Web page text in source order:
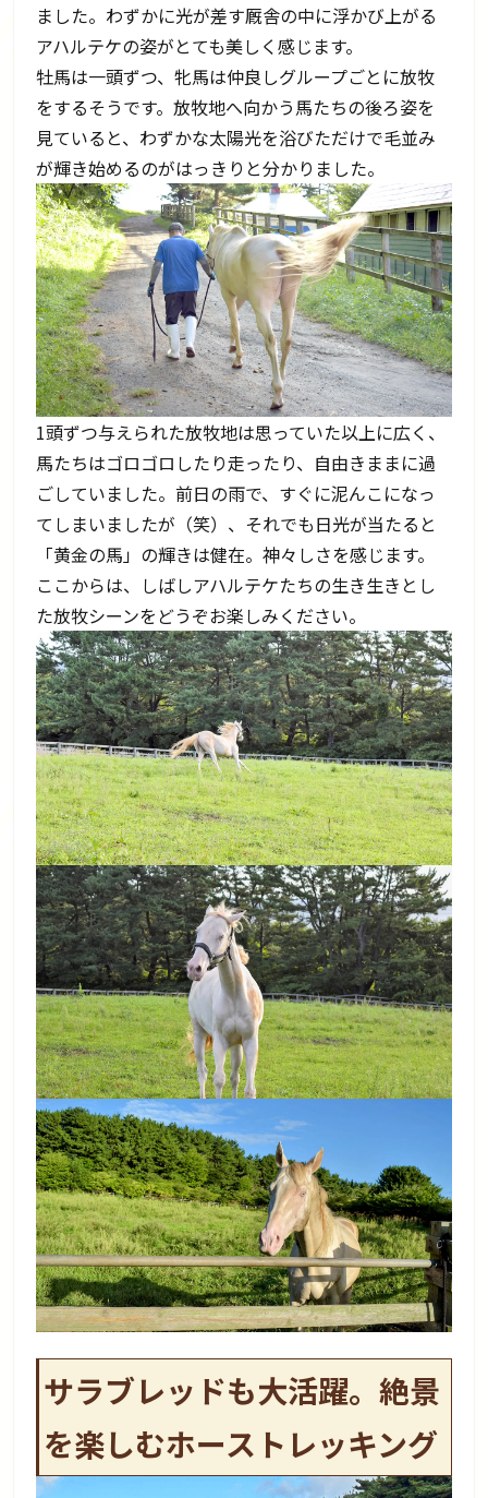
ました。わずかに光が差す厩舎の中に浮かび上がる
アハルテケの姿がとても美しく感じます。
牡馬は一頭ずつ、牝馬は仲良しグループごとに放牧
をするそうです。放牧地へ向かう馬たちの後ろ姿を
見ていると、わずかな太陽光を浴びただけで毛並み
が輝き始めるのがはっきりと分かりました。
1頭ずつ与えられた放牧地は思っていた以上に広く、
馬たちはゴロゴロしたり走ったり、自由きままに過
ごしていました。前日の雨で、すぐに泥んこになっ
てしまいましたが（笑）、それでも日光が当たると
「黄金の馬」の輝きは健在。神々しさを感じます。
ここからは、しばしアハルテケたちの生き生きとし
た放牧シーンをどうぞお楽しみください。
サラブレッドも大活躍。絶景
を楽しむホーストレッキング